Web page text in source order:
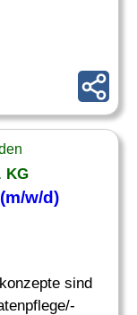
KG
w/d)
sind